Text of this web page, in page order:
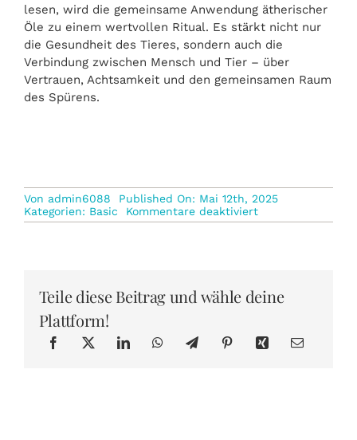
lesen, wird die gemeinsame Anwendung ätherischer
Öle zu einem wertvollen Ritual. Es stärkt nicht nur
die Gesundheit des Tieres, sondern auch die
Verbindung zwischen Mensch und Tier – über
Vertrauen, Achtsamkeit und den gemeinsamen Raum
des Spürens.
Von admin6088
Published On: Mai 12th, 2025
Kategorien: Basic Kommentare deaktiviertfür
Öle
Teile diese Beitrag und wähle deine
Plattform!